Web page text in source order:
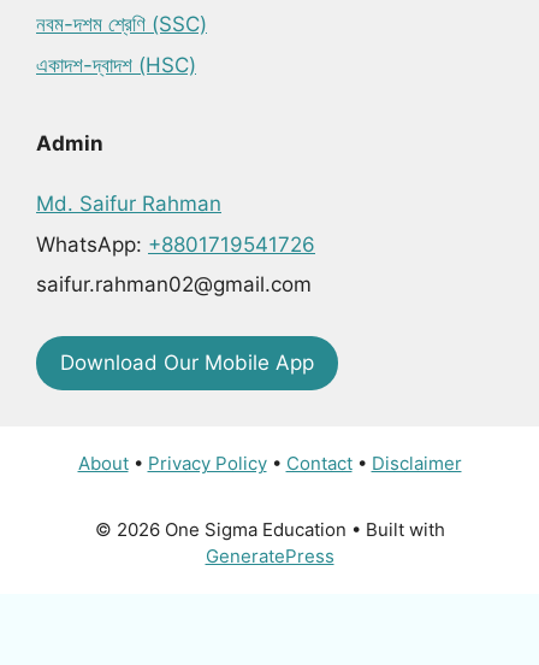
নবম-দশম শ্রেণি (SSC)
একাদশ-দ্বাদশ (HSC)
Admin
Md. Saifur Rahman
WhatsApp: +8801719541726
saifur.rahman02@gmail.com
Download Our Mobile App
About• Privacy Policy• Contact• Disclaimer
© 2026 One Sigma Education • Built with
GeneratePress